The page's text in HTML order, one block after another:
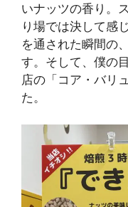
いナッツの香り。
り場では決して感
を通された瞬間の
す。そして、僕の
店の「コア・バリ
た。